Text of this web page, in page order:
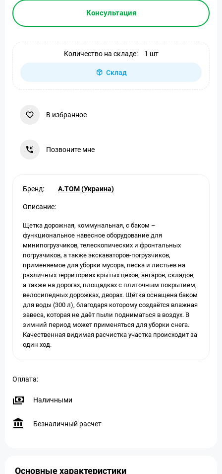
Консультация
Количество на складе: 1 шт
Склад
В избранное
Позвоните мне
Бренд: A.TOM (Украина)
Описание:
Щетка дорожная, коммунальная, с баком –
функциональное навесное оборудование для
минипогрузчиков, телескопических и фронтальных
погрузчиков, а также экскаваторов-погрузчиков,
применяемое для уборки мусора, песка и листьев на
различных территориях крытых цехов, ангаров, складов,
а также на дорогах, площадках с плиточным покрытием,
велосипедных дорожках, дворах. Щётка оснащена баком
для воды (300 л), благодаря которому создаётся влажная
завеса, которая не даёт пыли подниматься в воздух. В
зимний период может применяться для уборки снега.
Качественная видимая расчистка участка происходит за
один ход.
Оплата:
Наличными
Безналичный расчет
Основные характеристики